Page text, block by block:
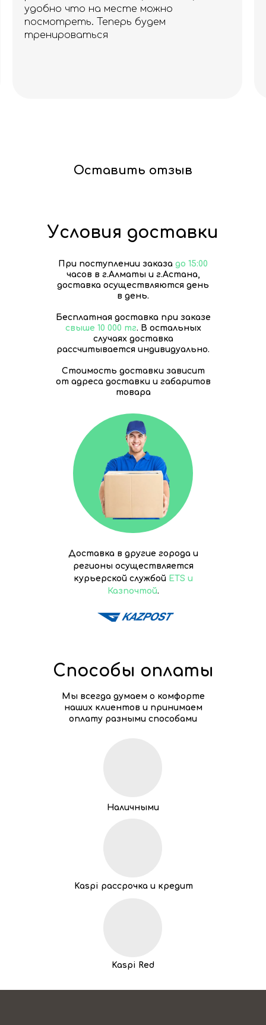
удобно что на месте можно
посмотреть. Теперь будем
тренироваться
Оставить отзыв
При поступлении заказа до 15:00
часов в г.Алматы и г.Астана,
доставка осуществляются день
в день.
Бесплатная доставка при заказе
свыше 10 000 тг. В остальных
случаях доставка
рассчитывается индивидуально.
Стоимость доставки зависит
от адреса доставки и габаритов
товара
Доставка в другие города и
регионы осуществляется
курьерской службой ETS и
Казпочтой.
Условия доставки
Наличными
Kaspi рассрочка и кредит
Kaspi Red
Способы оплаты
Мы всегда думаем о комфорте
наших клиентов и принимаем
оплату разными способами